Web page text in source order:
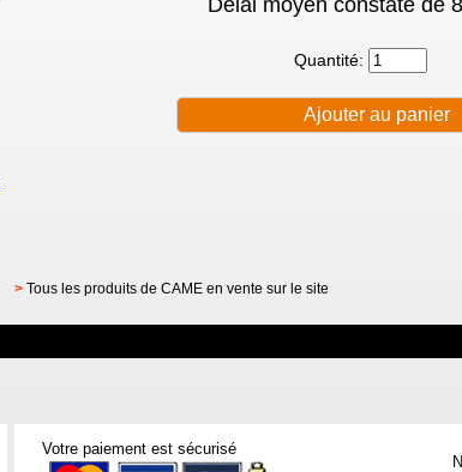
Délai moyen constaté de
Quantité:
> Tous les produits de CAME en vente sur le site
Votre paiement est sécurisé